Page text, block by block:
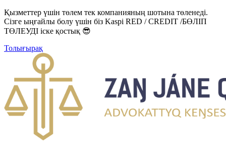
Қызметтер үшін төлем тек компанияның шотына төленеді.
Сізге ыңғайлы болу үшін біз Kaspi RED / CREDIT /БӨЛІП
ТӨЛЕУДІ іске қостық 😎
Толығырақ